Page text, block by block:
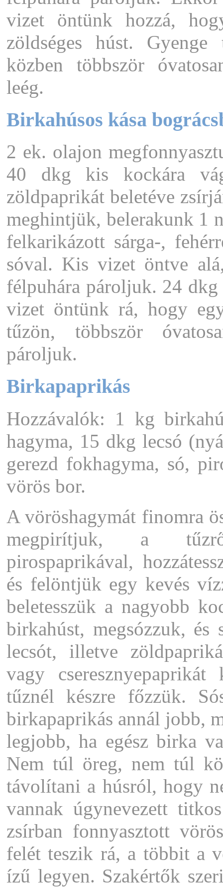
vizet öntünk hozzá,
zöldséges húst.
közben többször
leég.
Birkahúsos kása
2 ek. olajon
40 dkg kis kockára
zöldpaprikát beletéve
meghintjük, belerakunk 1
felkarikázott sárga-,
sóval. Kis vizet öntve
félpuhára pároljuk. 24
vizet öntünk rá, hogy
tűzön, többször
pároljuk.
Birkapaprikás
Hozzávalók: 1 kg
hagyma, 15 dkg lecsó
gerezd fokhagyma, só,
vörös bor.
A vöröshagymát finomra
megpirítjuk, a
pirospaprikával,
és felöntjük egy kevés
beletesszük a nagyobb
birkahúst, megsózzuk,
lecsót, illetve
vagy
tűznél készre főzzük.
birkapaprikás annál jobb,
legjobb, ha egész birka
Nem túl öreg, nem túl
távolítani a húsról, hogy
vannak úgynevezett
zsírban fonnyasztott
felét teszik rá, a többit a
ízű legyen. Szakértők